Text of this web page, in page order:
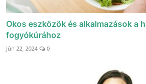
Okos eszközök és alkalmazások a
fogyókúrához
Jún 22, 2024 0